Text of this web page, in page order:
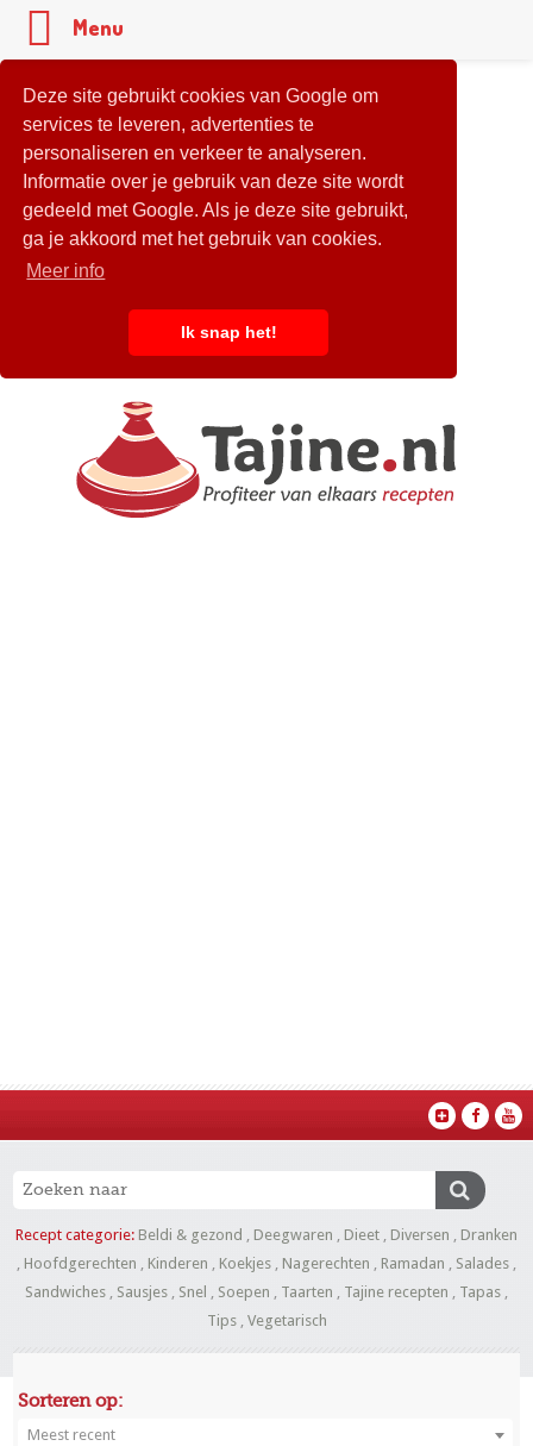
Deze site gebruikt cookies van Google om
services te leveren, advertenties te
personaliseren en verkeer te analyseren.
Informatie over je gebruik van deze site wordt
gedeeld met Google. Als je deze site gebruikt,
ga je akkoord met het gebruik van cookies.
Meer info
Ik snap het!
Recept categorie: Beldi & gezond , Deegwaren , Dieet , Diversen , Dranken
, Hoofdgerechten , Kinderen , Koekjes , Nagerechten , Ramadan , Salades ,
Sandwiches , Sausjes , Snel , Soepen , Taarten , Tajine recepten , Tapas ,
Tips, Vegetarisch
Sorteren op:
Meest recent
Menu